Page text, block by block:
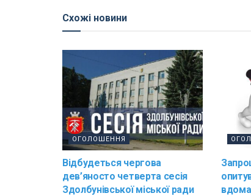
Схожі новини
ОГОЛОШЕННЯ
Відбудеться чергова
дев’яносто четверта сесія
Здолбунівської міської ради